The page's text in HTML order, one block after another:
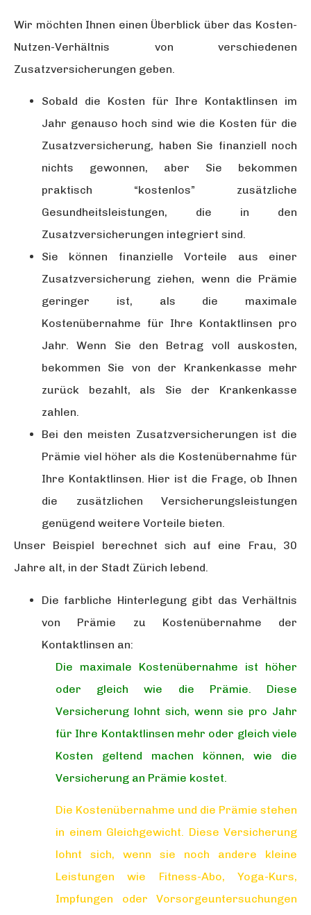
Wir möchten Ihnen einen Überblick über das Kosten-
Nutzen-Verhältnis von verschiedenen
Zusatzversicherungen geben.
Sobald die Kosten für Ihre Kontaktlinsen im
Jahr genauso hoch sind wie die Kosten für die
Zusatzversicherung, haben Sie finanziell noch
nichts gewonnen, aber Sie bekommen
praktisch “kostenlos” zusätzliche
Gesundheitsleistungen, die in den
Zusatzversicherungen integriert sind.
Sie können finanzielle Vorteile aus einer
Zusatzversicherung ziehen, wenn die Prämie
geringer ist, als die maximale
Kostenübernahme für Ihre Kontaktlinsen pro
Jahr. Wenn Sie den Betrag voll auskosten,
bekommen Sie von der Krankenkasse mehr
zurück bezahlt, als Sie der Krankenkasse
zahlen.
Bei den meisten Zusatzversicherungen ist die
Prämie viel höher als die Kostenübernahme für
Ihre Kontaktlinsen. Hier ist die Frage, ob Ihnen
die zusätzlichen Versicherungsleistungen
genügend weitere Vorteile bieten.
Unser Beispiel berechnet sich auf eine Frau, 30
Jahre alt, in der Stadt Zürich lebend.
Die farbliche Hinterlegung gibt das Verhältnis
von Prämie zu Kostenübernahme der
Kontaktlinsen an:
Die maximale Kostenübernahme ist höher
oder gleich wie die Prämie. Diese
Versicherung lohnt sich, wenn sie pro Jahr
für Ihre Kontaktlinsen mehr oder gleich viele
Kosten geltend machen können, wie die
Versicherung an Prämie kostet.
Die Kostenübernahme und die Prämie stehen
in einem Gleichgewicht. Diese Versicherung
lohnt sich, wenn sie noch andere kleine
Leistungen wie Fitness-Abo, Yoga-Kurs,
Impfungen oder Vorsorgeuntersuchungen